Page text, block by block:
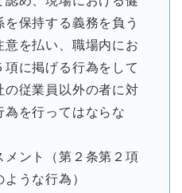
保持する義務を負う
意を払い、職場内にお
に掲げる行為をして
の従業員以外の者に対
為を行ってはならな
ント（第２条第２項
うな行為）